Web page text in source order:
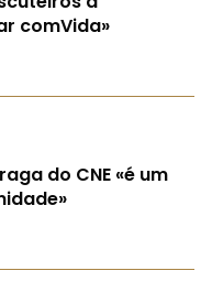
comVida»
do CNE «é um